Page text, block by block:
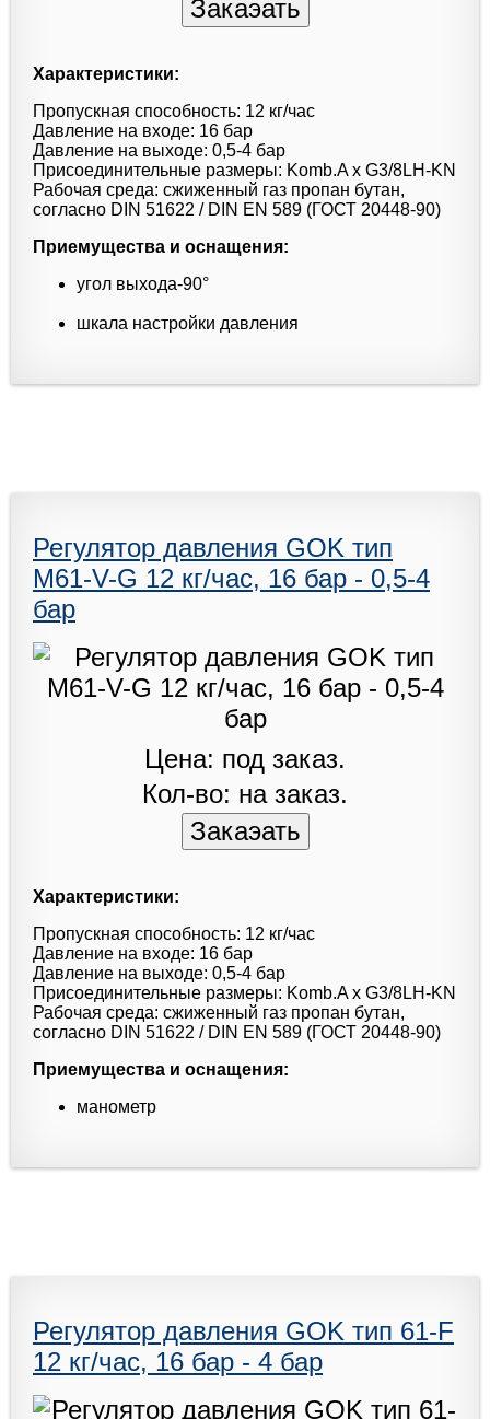
Характеристики:
Пропускная способность: 12 кг/час
Давление на входе: 16 бар
Давление на выходе: 0,5-4 бар
Присоединительные размеры: Komb.A x G3/8LH-KN
Рабочая среда: сжиженный газ пропан бутан,
согласно DIN 51622 / DIN EN 589 (ГОСТ 20448-90)
Приемущества и оснащения:
угол выхода-90°
шкала настройки давления
Регулятор давления GOK тип
M61-V-G 12 кг/час, 16 бар - 0,5-4
бар
Цена: под заказ.
Кол-во: на заказ.
Характеристики:
Пропускная способность: 12 кг/час
Давление на входе: 16 бар
Давление на выходе: 0,5-4 бар
Присоединительные размеры: Komb.A x G3/8LH-KN
Рабочая среда: сжиженный газ пропан бутан,
согласно DIN 51622 / DIN EN 589 (ГОСТ 20448-90)
Приемущества и оснащения:
манометр
Регулятор давления GOK тип 61-F
12 кг/час, 16 бар - 4 бар